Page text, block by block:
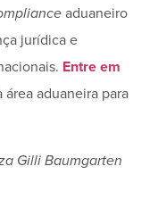
aduaneiro
jurídica e
Entre em
aduaneira para
Gilli Baumgarten